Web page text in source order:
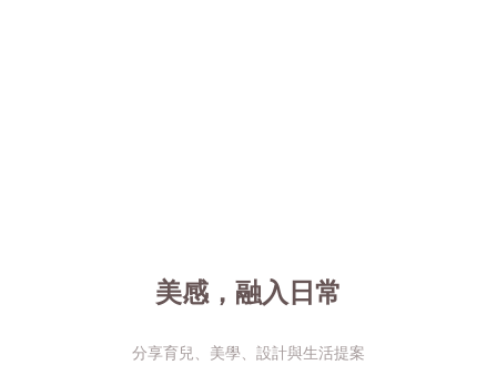
美感，融入日常
分享育兒、美學、設計與生活提案